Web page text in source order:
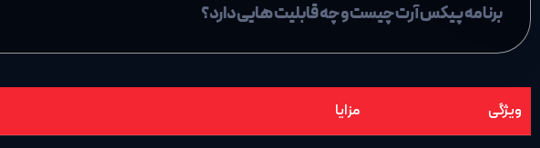
برنامه پیکس آرت چیست و چه قابلیت هایی دارد؟
ویژگی مزایا